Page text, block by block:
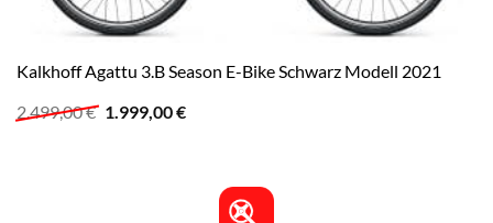
Kalkhoff Agattu 3.B Season E-Bike Schwarz Modell 2021
2.499,00€ Ursprünglicher
1.999,00€Aktueller